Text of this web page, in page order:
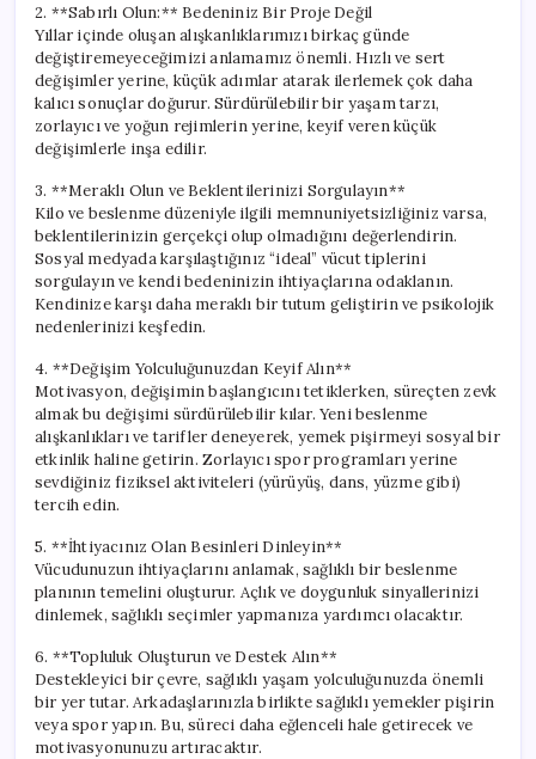
2. **Sabırlı Olun:** Bedeniniz Bir Proje Değil
Yıllar içinde oluşan alışkanlıklarımızı birkaç günde
değiştiremeyeceğimizi anlamamız önemli. Hızlı ve sert
değişimler yerine, küçük adımlar atarak ilerlemek çok daha
kalıcı sonuçlar doğurur. Sürdürülebilir bir yaşam tarzı,
zorlayıcı ve yoğun rejimlerin yerine, keyif veren küçük
değişimlerle inşa edilir.
3. **Meraklı Olun ve Beklentilerinizi Sorgulayın**
Kilo ve beslenme düzeniyle ilgili memnuniyetsizliğiniz varsa,
beklentilerinizin gerçekçi olup olmadığını değerlendirin.
Sosyal medyada karşılaştığınız “ideal” vücut tiplerini
sorgulayın ve kendi bedeninizin ihtiyaçlarına odaklanın.
Kendinize karşı daha meraklı bir tutum geliştirin ve psikolojik
nedenlerinizi keşfedin.
4. **Değişim Yolculuğunuzdan Keyif Alın**
Motivasyon, değişimin başlangıcını tetiklerken, süreçten zevk
almak bu değişimi sürdürülebilir kılar. Yeni beslenme
alışkanlıkları ve tarifler deneyerek, yemek pişirmeyi sosyal bir
etkinlik haline getirin. Zorlayıcı spor programları yerine
sevdiğiniz fiziksel aktiviteleri (yürüyüş, dans, yüzme gibi)
tercih edin.
5. **İhtiyacınız Olan Besinleri Dinleyin**
Vücudunuzun ihtiyaçlarını anlamak, sağlıklı bir beslenme
planının temelini oluşturur. Açlık ve doygunluk sinyallerinizi
dinlemek, sağlıklı seçimler yapmanıza yardımcı olacaktır.
6. **Topluluk Oluşturun ve Destek Alın**
Destekleyici bir çevre, sağlıklı yaşam yolculuğunuzda önemli
bir yer tutar. Arkadaşlarınızla birlikte sağlıklı yemekler pişirin
veya spor yapın. Bu, süreci daha eğlenceli hale getirecek ve
motivasyonunuzu artıracaktır.